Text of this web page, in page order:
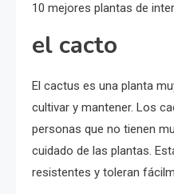
10 mejores plantas de
el cacto
El cactus es una planta
cultivar y mantener. Los
personas que no tienen
cuidado de las plantas.
resistentes y toleran